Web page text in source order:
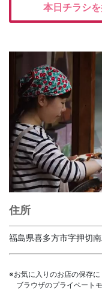
本日チラシ
住所
福島県喜多方市字押切
※お気に入りのお店の保存に
ブラウザのプライベート